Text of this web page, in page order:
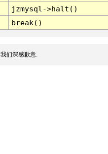
jzmysql->halt()
break()
们深感歉意.